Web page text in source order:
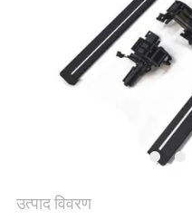
PRIVACY
उत्पाद विवरण